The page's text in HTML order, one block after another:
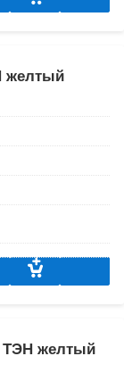
желтый
ТЭН желтый